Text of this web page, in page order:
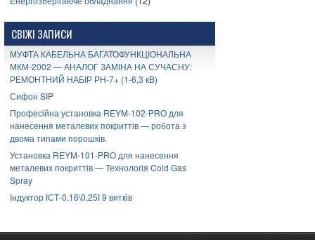
СВІЖІ ЗАПИСИ
МУФТА КАБЕЛЬНА БАГАТОФУНКЦІОНАЛЬНА
МКМ-2002 — АНАЛОГ ЗАМІНА НА СУЧАСНУ:
РЕМОНТНИЙ НАБІР РН-7+ (1-6,3 кВ)
Сифон SIP
Професійна установка REYM-102-PRO для
нанесення металевих покриттів — робота з
двома типами порошків.
Установка REYM-101-PRO для нанесення
металевих покриттів — Технологія Cold Gas
Spray
Індуктор ІСТ-0,16\0,25І 9 витків